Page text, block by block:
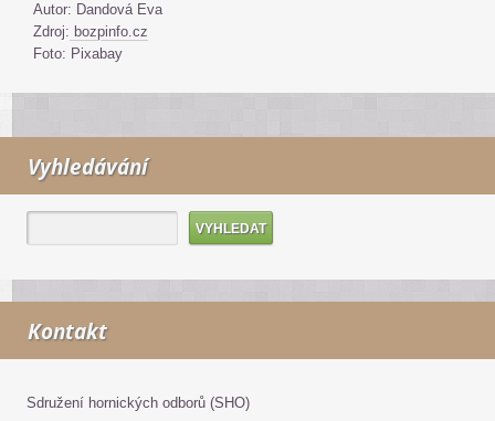
Autor: Dandová Eva
Zdroj: bozpinfo.cz
Foto: Pixabay
Vyhledávání
Kontakt
Sdružení hornických odborů (SHO)